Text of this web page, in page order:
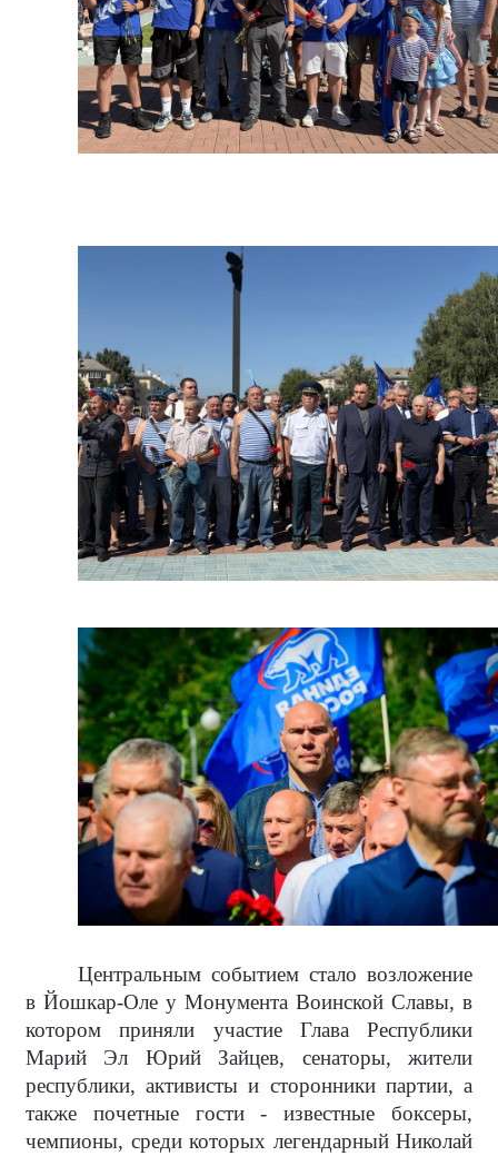
Центральным событием стало возложение
в Йошкар-Оле у Монумента Воинской Славы, в
котором приняли участие Глава Республики
Марий Эл Юрий Зайцев, сенаторы, жители
республики, активисты и сторонники партии, а
также почетные гости - известные боксеры,
чемпионы, среди которых легендарный Николай